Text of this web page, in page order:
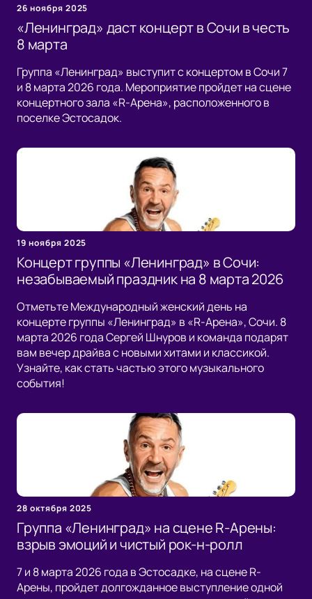
26 ноября 2025
«Ленинград» даст концерт в Сочи в честь
8 марта
Группа «Ленинград» выступит с концертом в Сочи 7
и 8 марта 2026 года. Мероприятие пройдет на сцене
концертного зала «R-Арена», расположенного в
поселке Эстосадок.
19 ноября 2025
Концерт группы «Ленинград» в Сочи:
незабываемый праздник на 8 марта 2026
Отметьте Международный женский день на
концерте группы «Ленинград» в «R-Арена», Сочи. 8
марта 2026 года Сергей Шнуров и команда подарят
вам вечер драйва с новыми хитами и классикой.
Узнайте, как стать частью этого музыкального
события!
28 октября 2025
Группа «Ленинград» на сцене R-Арены:
взрыв эмоций и чистый рок-н-ролл
7 и 8 марта 2026 года в Эстосадке, на сцене R-
Арены, пройдет долгожданное выступление одной